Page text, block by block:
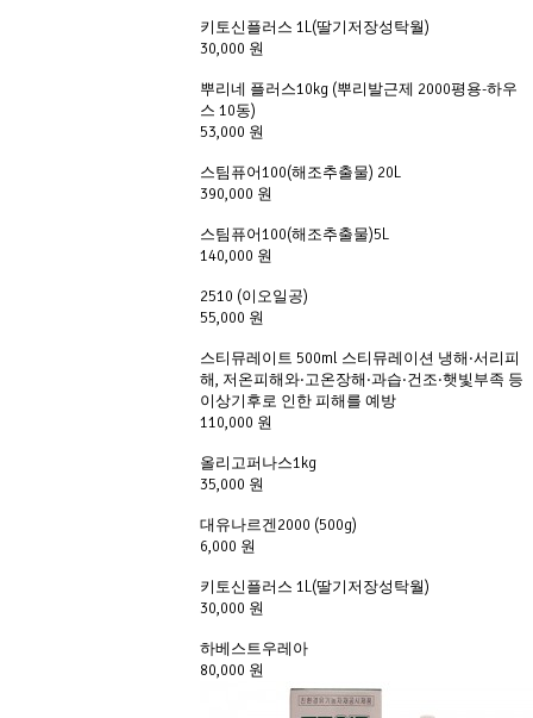
키토신플러스 1L(딸기저장성탁월)
30,000 원
뿌리네 플러스10kg (뿌리발근제 2000평용-하우
스 10동)
53,000 원
스팀퓨어100(해조추출물) 20L
390,000 원
스팀퓨어100(해조추출물)5L
140,000 원
2510 (이오일공)
55,000 원
스티뮤레이트 500ml 스티뮤레이션 냉해·서리피
해, 저온피해와·고온장해·과습·건조·햇빛부족 등
이상기후로 인한 피해를 예방
110,000 원
올리고퍼나스1kg
35,000 원
대유나르겐2000 (500g)
6,000 원
키토신플러스 1L(딸기저장성탁월)
30,000 원
하베스트우레아
80,000 원